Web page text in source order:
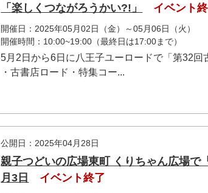
「楽しくつながろうかい?!」
イベント
開催日：2025年05月02日（金）～05月06日（火）
開催時間：10:00~19:00（最終日は17:00まで）
5月2日から6日に八王子ユーロードで「第32回
・古書店ロード・特集コー...
公開日：2025年04月28日
親子つどいの広場東町 くりちゃん広場で
月3日
イベント終了